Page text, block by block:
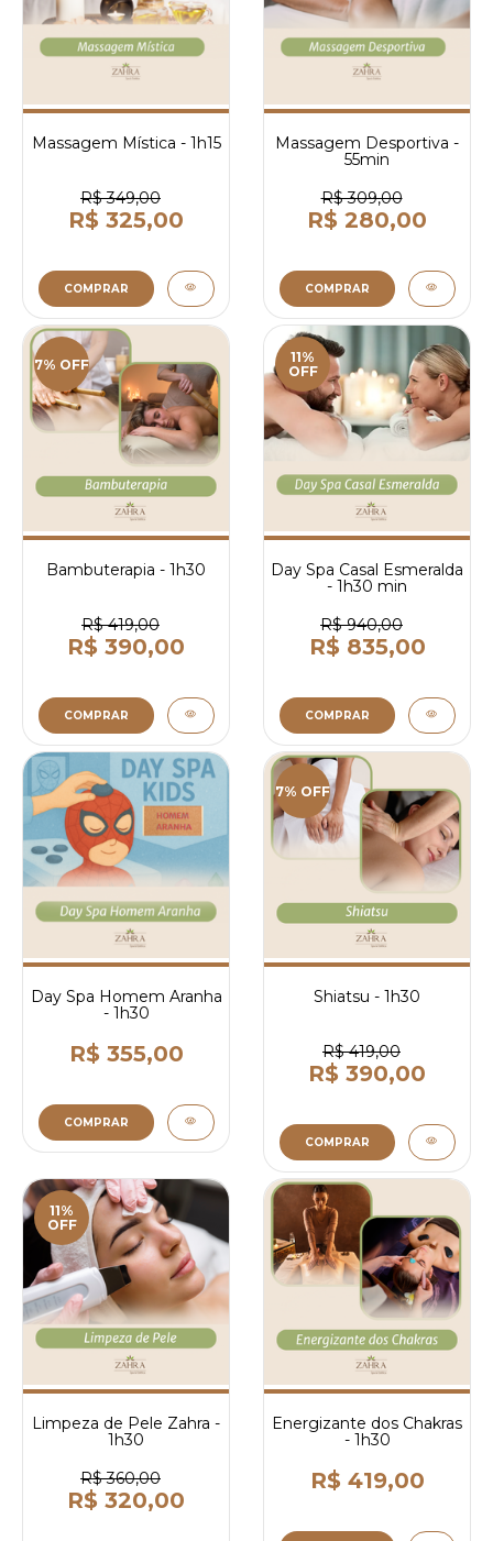
Massagem Mística - 1h15
R$ 349,00
R$ 325,00
COMPRAR
Massagem Desportiva -
55min
R$ 309,00
R$ 280,00
COMPRAR
7% OFF
Bambuterapia - 1h30
R$ 419,00
R$ 390,00
COMPRAR
11%
OFF
Day Spa Casal Esmeralda
- 1h30 min
R$ 940,00
R$ 835,00
COMPRAR
Day Spa Homem Aranha
- 1h30
R$ 355,00
COMPRAR
7% OFF
Shiatsu - 1h30
R$ 419,00
R$ 390,00
COMPRAR
11%
OFF
Limpeza de Pele Zahra -
1h30
R$ 360,00
R$ 320,00
Energizante dos Chakras
- 1h30
R$ 419,00